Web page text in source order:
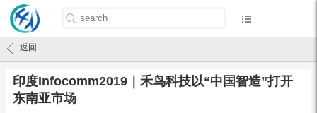
首页/文章
返回
印度Infocomm2019｜禾鸟科技以“中国智造”打开
东南亚市场